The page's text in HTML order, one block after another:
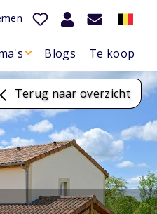
Blogs Te koop
Terug naar overzicht